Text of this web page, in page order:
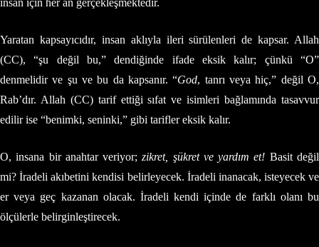
insan için her an gerçekleşmektedir.
Yaratan kapsayıcıdır, insan aklıyla ileri sürülenleri de kapsar. Allah
(CC), “şu değil bu,” dendiğinde ifade eksik kalır; çünkü “O”
denmelidir ve şu ve bu da kapsanır. “God, tanrı veya hiç,” değil O,
Rab’dır. Allah (CC) tarif ettiği sıfat ve isimleri bağlamında tasavvur
edilir ise “benimki, seninki,” gibi tarifler eksik kalır.
O, insana bir anahtar veriyor;zikret, şükret ve yardım et! Basit değil
mi? İradeli akıbetini kendisi belirleyecek. İradeli inanacak, isteyecek ve
er veya geç kazanan olacak. İradeli kendi içinde de farklı olanı bu
ölçülerle belirginleştirecek.